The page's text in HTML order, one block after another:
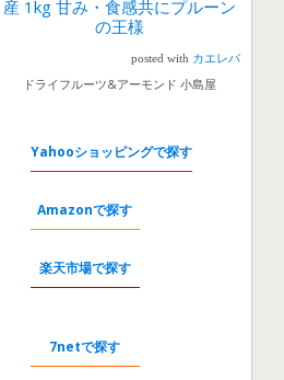
産 1kg 甘み・食感共にプルーン
の王様
posted with カエレバ
ドライフルーツ&アーモンド 小島屋
Yahooショッピングで探す
Amazonで探す
楽天市場で探す
7netで探す